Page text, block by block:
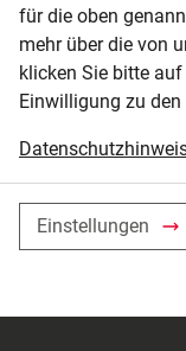
für die oben
mehr über die von
klicken Sie bitte
Einwilligung zu
Einstellungen